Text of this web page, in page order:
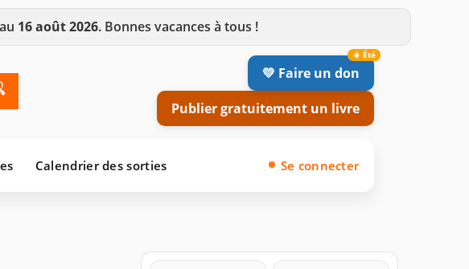
16 août 2026. Bonnes vacances à tous !
💛 Faire un don
Publier gratuitement un livre
Calendrier des sorties Se connecter